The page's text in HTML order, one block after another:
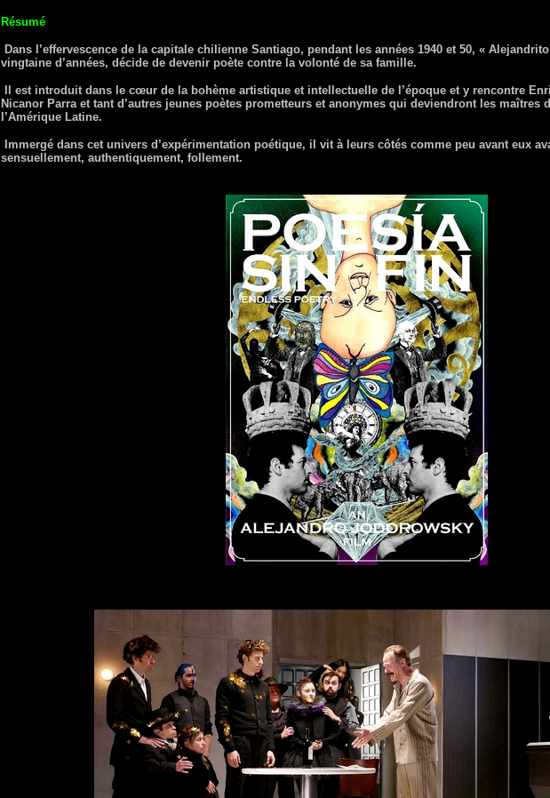
Résumé
Dans l’effervescence de la capitale chilienne Santiago, pendant les années 1940 et 50, «
vingtaine d’années, décide de devenir poète contre la volonté de sa famille.
Il est introduit dans le cœur de la bohème artistique et intellectuelle de l’époque et y rencontre
Nicanor Parra et tant d’autres jeunes poètes prometteurs et anonymes qui deviendront les maîtres
l’Amérique Latine.
Immergé dans cet univers d’expérimentation poétique, il vit à leurs côtés comme peu avant eux
sensuellement, authentiquement, follement.